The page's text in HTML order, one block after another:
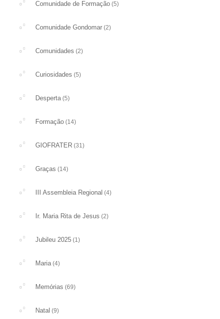
Comunidade de Formação (5)
Comunidade Gondomar (2)
Comunidades (2)
Curiosidades (5)
Desperta(5)
Formação (14)
GIOFRATER (31)
Graças (14)
III Assembleia Regional (4)
Ir. Maria Rita de Jesus (2)
Jubileu 2025 (1)
Maria(4)
Memórias (69)
Natal (9)